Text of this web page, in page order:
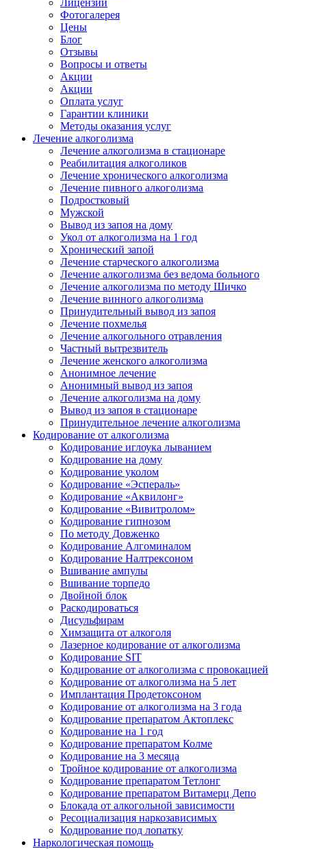
Лицензии
Фотогалерея
Цены
Блог
Отзывы
Вопросы и ответы
Акции
Акции
Оплата услуг
Гарантии клиники
Методы оказания услуг
Лечение алкоголизма
Лечение алкоголизма в стационаре
Реабилитация алкоголиков
Лечение хронического алкоголизма
Лечение пивного алкоголизма
Подростковый
Мужской
Вывод из запоя на дому
Укол от алкоголизма на 1 год
Хронический запой
Лечение старческого алкоголизма
Лечение алкоголизма без ведома больного
Лечение алкоголизма по методу Шичко
Лечение винного алкоголизма
Принудительный вывод из запоя
Лечение похмелья
Лечение алкогольного отравления
Частный вытрезвитель
Лечение женского алкоголизма
Анонимное лечение
Анонимный вывод из запоя
Лечение алкоголизма на дому
Вывод из запоя в стационаре
Принудительное лечение алкоголизма
Кодирование от алкоголизма
Кодирование иглоука лыванием
Кодирование на дому
Кодирование уколом
Кодирование «Эспераль»
Кодирование «Аквилонг»
Кодирование «Вивитролом»
Кодирование гипнозом
По методу Довженко
Кодирование Алгоминалом
Кодирование Налтрексоном
Вшивание ампулы
Вшивание торпедо
Двойной блок
Раскодироваться
Дисульфирам
Химзащита от алкоголя
Лазерное кодирование от алкоголизма
Кодирование SIT
Кодирование от алкоголизма с провокацией
Кодирование от алкоголизма на 5 лет
Имплантация Продетоксоном
Кодирование от алкоголизма на 3 года
Кодирование препаратом Актоплекс
Кодирование на 1 год
Кодирование препаратом Колме
Кодирование на 3 месяца
Тройное кодирование от алкоголизма
Кодирование препаратом Тетлонг
Кодирование препаратом Витамерц Депо
Блокада от алкогольной зависимости
Ресоциализация наркозависимых
Кодирование под лопатку
Наркологическая помощь